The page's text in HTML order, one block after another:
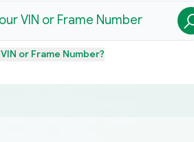
VIN or Frame Number?